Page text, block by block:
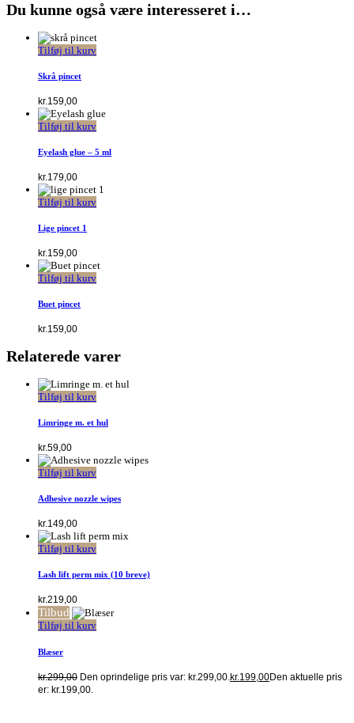
Du kunne også være interesseret i…
Tilføj til kurv
Skrå pincet
kr.159,00
Tilføj til kurv
Eyelash glue – 5 ml
kr.179,00
Tilføj til kurv
Lige pincet 1
kr.159,00
Tilføj til kurv
Buet pincet
kr.159,00
Relaterede varer
Tilføj til kurv
Limringe m. et hul
kr.59,00
Tilføj til kurv
Adhesive nozzle wipes
kr.149,00
Tilføj til kurv
Lash lift perm mix (10 breve)
kr.219,00
Tilbud
Tilføj til kurv
Blæser
kr.299,00 Den oprindelige pris var: kr.299,00. kr. 199,00Den aktuelle pris
er: kr.199,00.